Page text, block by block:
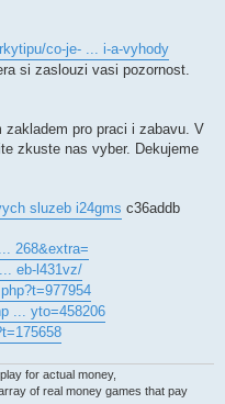
co-je- ... i-a-vyhody
si zaslouzi vasi pozornost.
pro praci i zabavu. V
zkuste nas vyber. Dekujeme
sluzeb i24gms c36addb
268&extra=
eb-l431vz/
... yto=458206
for actual money,
of real money games that pay